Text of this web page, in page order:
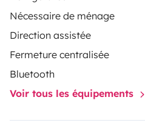
Nécessaire de ménage
Direction assistée
Fermeture centralisée
Bluetooth
Voir tous les équipements